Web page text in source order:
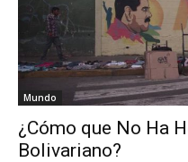
Mundo
¿Cómo que No Ha
Bolivariano?